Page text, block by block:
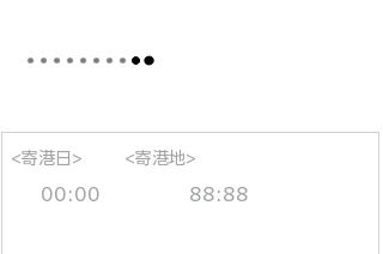
<寄港日>
00:00
<寄港地>
88:88